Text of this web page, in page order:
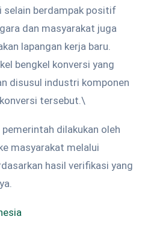
selain berdampak positif
dan masyarakat juga
lapangan kerja baru.
bengkel konversi yang
disusul industri komponen
tersebut.\
pemerintah dilakukan oleh
masyarakat melalui
hasil verifikasi yang